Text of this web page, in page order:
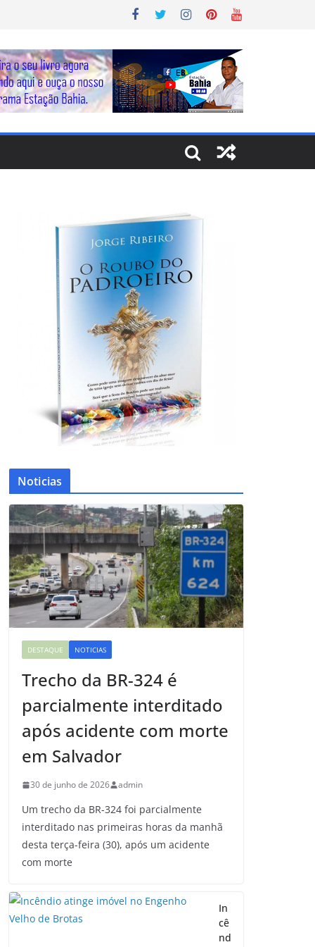
Noticias
DESTAQUE NOTICIAS
Trecho da BR-324 é
parcialmente interditado
após acidente com morte
em Salvador
30 de junho de 2026 admin
Um trecho da BR-324 foi parcialmente
interditado nas primeiras horas da manhã
desta terça-feira (30), após um acidente
com morte
In
cê
nd